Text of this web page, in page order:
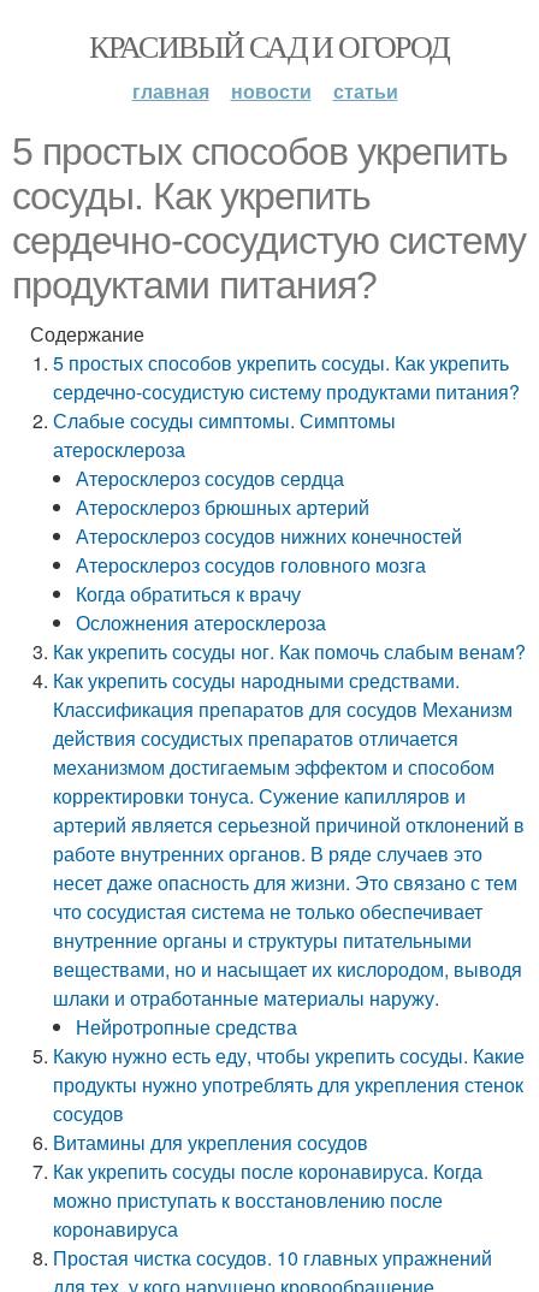
КРАСИВЫЙ САД И ОГОРОД
главная новости статьи
5 простых способов укрепить
сосуды. Как укрепить
сердечно-сосудистую систему
продуктами питания?
Содержание
5 простых способов укрепить сосуды. Как укрепить
сердечно-сосудистую систему продуктами питания?
Слабые сосуды симптомы. Симптомы
атеросклероза
Атеросклероз сосудов сердца
Атеросклероз брюшных артерий
Атеросклероз сосудов нижних конечностей
Атеросклероз сосудов головного мозга
Когда обратиться к врачу
Осложнения атеросклероза
Как укрепить сосуды ног. Как помочь слабым венам?
Как укрепить сосуды народными средствами.
Классификация препаратов для сосудов Механизм
действия сосудистых препаратов отличается
механизмом достигаемым эффектом и способом
корректировки тонуса. Сужение капилляров и
артерий является серьезной причиной отклонений в
работе внутренних органов. В ряде случаев это
несет даже опасность для жизни. Это связано с тем
что сосудистая система не только обеспечивает
внутренние органы и структуры питательными
веществами, но и насыщает их кислородом, выводя
шлаки и отработанные материалы наружу.
Нейротропные средства
Какую нужно есть еду, чтобы укрепить сосуды. Какие
продукты нужно употреблять для укрепления стенок
сосудов
Витамины для укрепления сосудов
Как укрепить сосуды после коронавируса. Когда
можно приступать к восстановлению после
коронавируса
Простая чистка сосудов. 10 главных упражнений